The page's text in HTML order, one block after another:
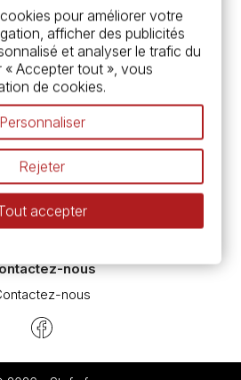
Services
& avantages
bon cadeaux
bon de commande
- mode d'emploi
en cours
conseils
en tubes ou en godets ?
technique de l’aquarelle
peinture Fine et Extra-fine
peinture à l'huile et acrylique
nous
nous
pour améliorer votre
afficher des publicités
et analyser le trafic du
« Accepter tout », vous
de cookies.
Personnaliser
Rejeter
accepter